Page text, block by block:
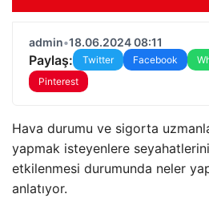
admin•18.06.2024 08:11
Paylaş: Twitter Facebook
Pinterest
Hava durumu ve sigorta
yapmak isteyenlere
etkilenmesi durumunda neler
anlatıyor.